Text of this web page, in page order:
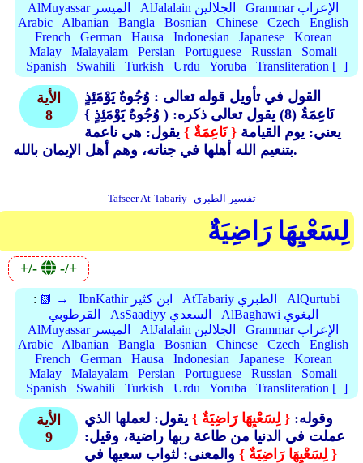
AlMuyassar الميسر
AlJalalain الجلالين
Grammar الإعراب
Arabic
Albanian Bangla Bosnian Chinese Czech
English
French
German Hausa Indonesian Japanese
Korean
Malay
Malayalam Persian Portuguese Russian
Somali
Spanish
Swahili Turkish Urdu Yoruba Transliteration [+]
الأية
8
القول في تأويل قوله تعالى : وُجُوهٌ يَوْمَئِذٍ
نَاعِمَةٌ (8)
يقول تعالى ذكره: ( وُجُوهٌ يَوْمَئِذٍ }
يعني: يوم القيامة { نَاعِمَةٌ } يقول: هي ناعمة
بتنعيم الله أهلها في جناته، وهم أهل الإيمان بالله.
Tafseer At-Tabariy تفسير الطبري
لِسَعْيِهَا رَاضِيَةٌ
+/- -/+
: 📗 → IbnKathir ابن كثير AtTabariy الطبري
AlQurtubi
القرطوبي
AsSaadiyy السعدي
AlBaghawi البغوي
AlMuyassar الميسر
AlJalalain الجلالين
Grammar الإعراب
Arabic
Albanian Bangla Bosnian Chinese Czech
English
French
German Hausa Indonesian Japanese
Korean
Malay
Malayalam Persian Portuguese Russian
Somali
Spanish
Swahili Turkish Urdu Yoruba Transliteration [+]
الأية
9
وقوله: { لِسَعْيِهَا رَاضِيَةٌ } يقول: لعملها الذي
عملت في الدنيا من طاعة ربها راضية، وقيل:
{ لِسَعْيِهَا رَاضِيَةٌ } والمعنى: لثواب سعيها في